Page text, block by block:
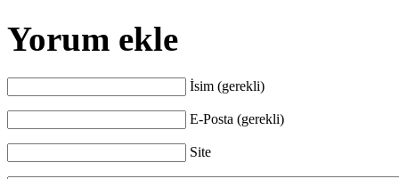
Yorum ekle
İsim (gerekli)
E-Posta (gerekli)
Site